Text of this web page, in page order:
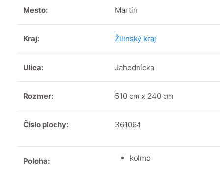
Mesto: Martin
Kraj: Žilinský kraj
Ulica: Jahodnícka
Rozmer: 510 cm x 240 cm
Číslo plochy: 361064
Poloha: kolmo